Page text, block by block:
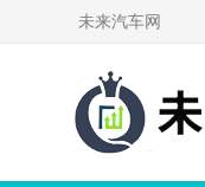
未来汽车网